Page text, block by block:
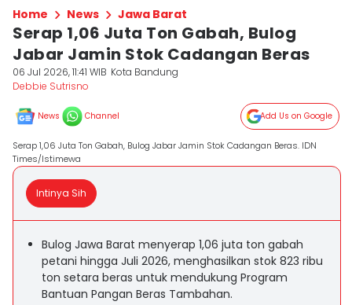
Home News Jawa Barat
Serap 1,06 Juta Ton Gabah, Bulog
Jabar Jamin Stok Cadangan Beras
06 Jul 2026, 11:41 WIB Kota Bandung
Debbie Sutrisno
News Channel Add Us on Google
Serap 1,06 Juta Ton Gabah, Bulog Jabar Jamin Stok Cadangan Beras. IDN
Times/Istimewa
Intinya Sih
Bulog Jawa Barat menyerap 1,06 juta ton gabah
petani hingga Juli 2026, menghasilkan stok 823 ribu
ton setara beras untuk mendukung Program
Bantuan Pangan Beras Tambahan.